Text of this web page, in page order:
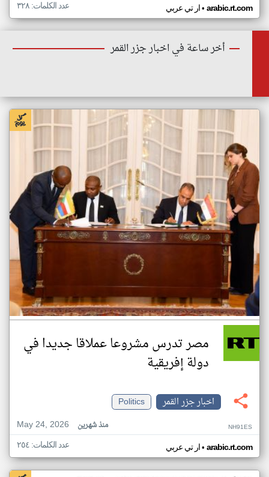
ار تي عربي• arabic.rt.com عدد الكلمات: ٣٢٨
أخر ساعة في اخبار جزر القمر
مصر تدرس مشروعا عملاقا جديدا في
دولة إفريقية
اخبار جزر القمر
Politics
May 24, 2026
منذ شهرين NH91ES
ار تي عربي• arabic.rt.com عدد الكلمات: ٢٥٤